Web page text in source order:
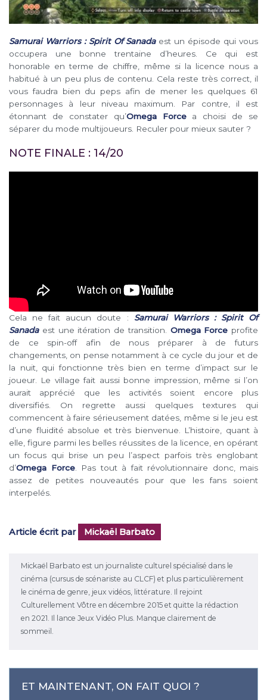
Samurai Warriors : Spirit Of Sanadaest un épisode qui vous
occupera une bonne trentaine d’heures. Ce qui est
honorable en terme de chiffre, même si la licence nous a
habitué à un peu plus de contenu. Cela reste très correct, il
vous faudra bien du peps afin de mener les quelques 61
personnages à leur niveau maximum. Par contre, il est
étonnant de constater qu’Omega Forcea choisi de se
séparer du mode multijoueurs. Reculer pour mieux sauter ?
NOTE FINALE : 14/20
Cela ne fait aucun doute : Samurai Warriors : Spirit Of
Sanadaest une itération de transition. Omega Force profite
de ce spin-off afin de nous préparer à de futurs
changements, on pense notamment à ce cycle du jour et de
la nuit, qui fonctionne très bien en terme d’impact sur le
joueur. Le village fait aussi bonne impression, même si l’on
aurait apprécié que les activités soient encore plus
diversifiés. On regrette aussi quelques textures qui
commencent à faire sérieusement datées, même si le jeu est
d’une fluidité absolue et très bienvenue. L’histoire, quant à
elle, figure parmi les belles réussites de la licence, en opérant
un focus qui brise un peu l’aspect parfois très englobant
d’Omega Force. Pas tout à fait révolutionnaire donc, mais
assez de petites nouveautés pour que les fans soient
interpelés.
Article écrit par Mickaël Barbato
Mickaël Barbato est un journaliste culturel spécialisé dans le
cinéma (cursus de scénariste au CLCF) et plus particulièrement
le cinéma de genre, jeux vidéos, littérature. Il rejoint
Culturellement Vôtre en décembre 2015 et quitte la rédaction
en 2021. Il lance Jeux Vidéo Plus. Manque clairement de
sommeil.
ET MAINTENANT, ON FAIT QUOI ?